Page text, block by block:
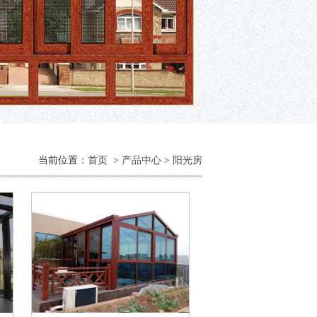
当前位置： 首页 > 产品中心 > 阳光房